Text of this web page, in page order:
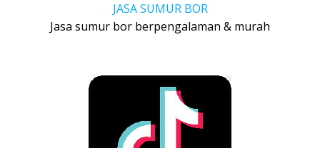
JASA SUMUR BOR
Jasa sumur bor berpengalaman & murah